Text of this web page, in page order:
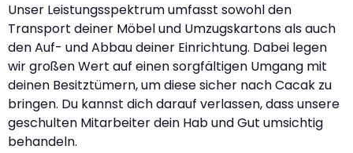
Unser Leistungsspektrum umfasst sowohl den
Transport deiner Möbel und Umzugskartons als auch
den Auf- und Abbau deiner Einrichtung. Dabei legen
wir großen Wert auf einen sorgfältigen Umgang mit
deinen Besitztümern, um diese sicher nach Cacak zu
bringen. Du kannst dich darauf verlassen, dass unsere
geschulten Mitarbeiter dein Hab und Gut umsichtig
behandeln.